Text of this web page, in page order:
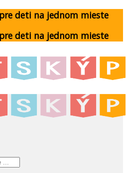
deti na jednom mieste
deti na jednom mieste